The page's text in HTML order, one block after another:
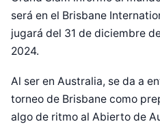
será en el Brisbane
jugará del 31 de diciembre
2024.
Al ser en Australia, se da a
torneo de Brisbane como
algo de ritmo al Abierto de